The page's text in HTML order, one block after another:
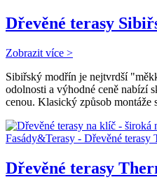
Dřevěné terasy
Zobrazit více >
Sibiřský modřín je nejtvrdší
odolnosti a výhodné ceně nabízí
cenou. Klasický způsob montáže
Dřevěné terasy